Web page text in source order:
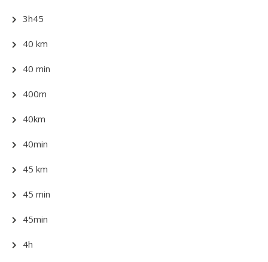
3h45
40 km
40 min
400m
40km
40min
45 km
45 min
45min
4h